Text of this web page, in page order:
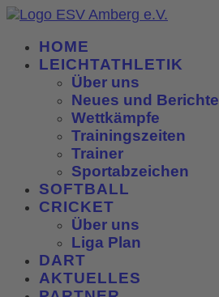
HOME
LEICHTATHLETIK
Über uns
Neues und Berichte
Wettkämpfe
Trainingszeiten
Trainer
Sportabzeichen
SOFTBALL
CRICKET
Über uns
Liga Plan
DART
AKTUELLES